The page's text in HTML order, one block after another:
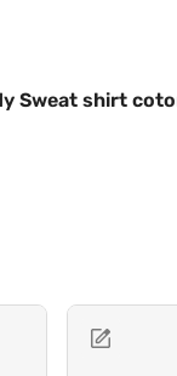
Sweat shirt